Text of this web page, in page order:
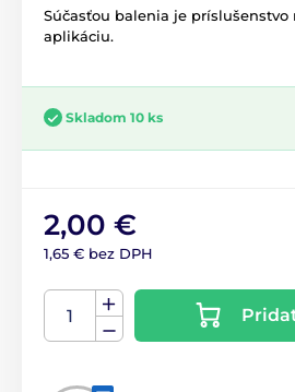
Súčasťou balenia je
aplikáciu.
Skladom 10 ks
2,00 €
1,65 € bez DPH